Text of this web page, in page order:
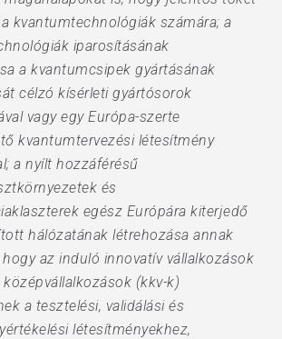
kvantumtechnológiák számára; a
iparosításának
a kvantumcsipek gyártásának
célzó kísérleti gyártósorok
vagy egy Európa-szerte
kvantumtervezési létesítmény
a nyílt hozzáférésű
és
egész Európára kiterjedő
hálózatának létrehozása annak
hogy az induló innovatív vállalkozások
középvállalkozások (kkv-k)
a tesztelési, validálási és
létesítményekhez,